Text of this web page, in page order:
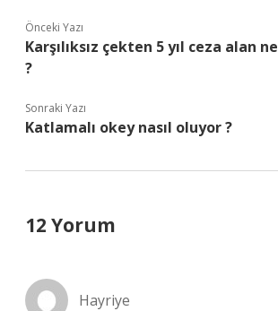
Önceki Yazı
Karşılıksız çekten 5 yıl ceza alan
?
Sonraki Yazı
Katlamalı okey nasıl oluyor ?
12 Yorum
Hayriye